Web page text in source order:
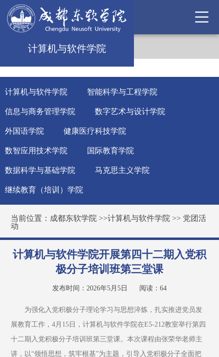
计算机与软件学院
计算机与软件学院 智能科学与工程学院
信息与商务管理学院 数字艺术与设计学院
外国语学院 健康医疗科技学院
数智应用技术学院 国际教育学院
数据科学与基础学院 马克思主义学院
继续教育（培训）学院
当前位置： 成都东软学院 >>计算机与软件学院 >> 党团活
动
计算机与软件学院开展第四十二期入党积
极分子培训班第三堂课
发布时间：2026年5月5日 阅读： 64
为强化入党积极分子理论学习与思想淬炼，扎实推进党员发
展教育工作，4月15日，计算机与软件学院在E5-212教室举行第四
十二期入党积极分子培训班第三堂课。本次课程由张荣华老师主
讲，以“领悟思想，筑牢根基”为主题，引导入党积极分子全面把